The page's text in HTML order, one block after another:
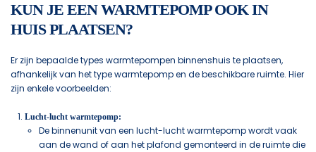
KUN JE EEN WARMTEPOMP OOK IN
HUIS PLAATSEN?
Er zijn bepaalde types warmtepompen binnenshuis te plaatsen,
afhankelijk van het type warmtepomp en de beschikbare ruimte. Hier
zijn enkele voorbeelden:
Lucht-lucht warmtepomp:
De binnenunit van een lucht-lucht warmtepomp wordt vaak
aan de wand of aan het plafond gemonteerd in de ruimte die